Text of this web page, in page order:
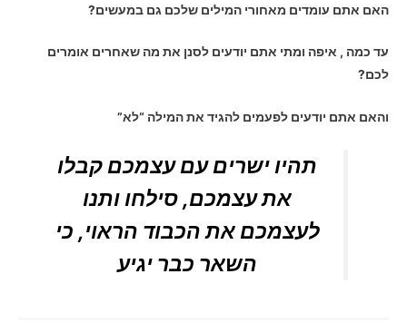
האם אתם עומדים מאחורי המילים שלכם גם במעשים?
עד כמה , איפה ומתי אתם יודעים לסנן את מה שאחרים אומרים
לכם?
והאם אתם יודעים לפעמים להגיד את המילה “לא”
תהיו ישרים עם עצמכם קבלו
את עצמכם, סילחו ותנו
לעצמכם את הכבוד הראוי, כי
השאר כבר יגיע